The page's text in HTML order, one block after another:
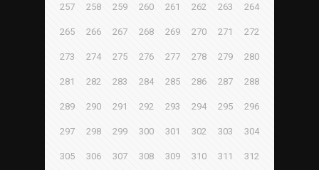
257 258 259 260 261 262 263 264
265 266 267 268 269 270 271 272
273 274 275 276 277 278 279 280
281 282 283 284 285 286 287 288
289 290 291 292 293 294 295 296
297 298 299 300 301 302 303 304
305 306 307 308 309 310 311 312